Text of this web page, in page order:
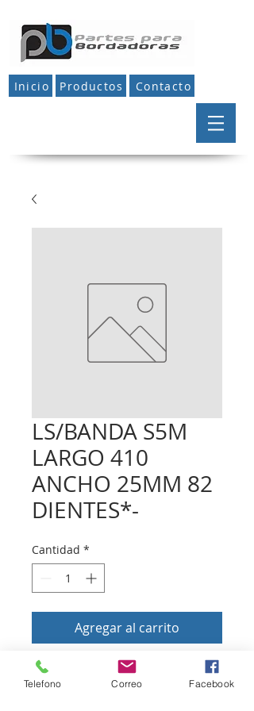
Inicio Productos Contacto
LS/BANDA S5M
LARGO 410
ANCHO 25MM 82
DIENTES*-
Cantidad *
Agregar al carrito
Volver a tienda
Telefono Correo Facebook